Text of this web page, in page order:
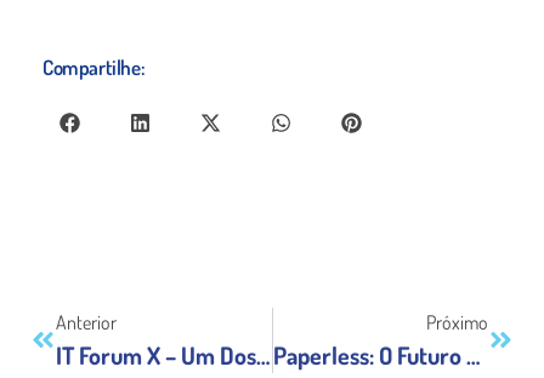
Compartilhe:
Anterior
IT Forum X – Um Dos Maiores Eventos De TI Do Brasil
Próximo
Paperless: O Futuro Do Hospital Digital